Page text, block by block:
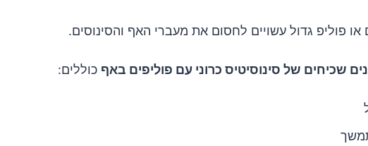
או פוליפ גדול עשויים לחסום את מעברי האף והסינוסים.
שכיחים של סינוסיטיס כרוני עם פוליפים באף כוללים: